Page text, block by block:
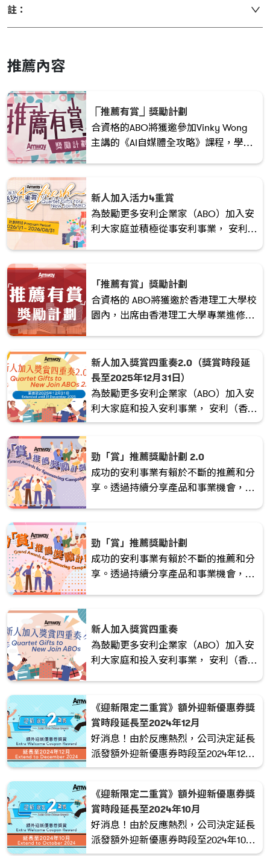
註：
推薦內容
⎾推薦有賞⏌獎勵計劃
合資格的ABO將獲邀參加Vinky Wong
主講的《AI自媒體全攻略》課程，學懂
品銷售與團隊招募成果。
新人加入活力4重賞
為鼓勵更多安利企業家（ABO）加入安
利大家庭並積極從事安利事業， 安利
「推薦有賞」獎勵計劃
合資格的 ABO將獲邀於香港理工大學校
園內，出席由香港理工大學專業進修學
（The Art of Pitching: The Power of
Storytelling）工作坊。參加者更可親身
體驗一整天的大學校園生活！
新人加入獎賞四重奏2.0（獎賞時段延
長至2025年12月31日）
為鼓勵更多安利企業家（ABO）加入安
利大家庭和投入安利事業， 安利（香
港）特別於2024/2025考評年度推出
劃！由於計劃深受好評，決定延長迎新
優惠時段至2025年12月31日。
勁「賞」推薦獎勵計劃 2.0
成功的安利事業有賴於不斷的推薦和分
享。透過持續分享產品和事業機會，我
勁「賞」推薦獎勵計劃
成功的安利事業有賴於不斷的推薦和分
享。透過持續分享產品和事業機會，我
新人加入獎賞四重奏
為鼓勵更多安利企業家（ABO）加入安
利大家庭和投入安利事業， 安利（香
立即加入領取豐富禮品 !
《迎新限定二重賞》額外迎新優惠券獎
賞時段延長至2024年12月
好消息！由於反應熱烈，公司決定延長
派發額外迎新優惠券時段至2024年12
月。
《迎新限定二重賞》額外迎新優惠券獎
賞時段延長至2024年10月
好消息！由於反應熱烈，公司決定延長
派發額外迎新優惠券時段至2024年10